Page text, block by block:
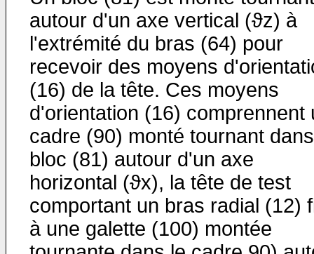
autour d'un axe vertical (ϑz) à
l'extrémité du bras (64) pour
recevoir des moyens
(16) de la tête. Ces moyens
d'orientation (16) comprennent
cadre (90) monté tournant
bloc (81) autour d'un axe
horizontal (ϑx), la tête de test
comportant un bras radial (12)
à une galette (100) montée